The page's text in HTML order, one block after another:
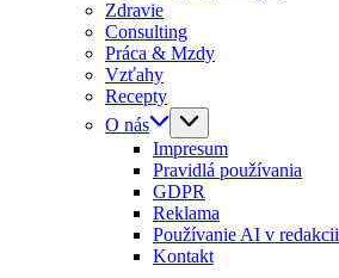
Zdravie
Consulting
Práca & Mzdy
Vzťahy
Recepty
O nás
Impresum
Pravidlá používania
GDPR
Reklama
Používanie AI v redakcii
Kontakt